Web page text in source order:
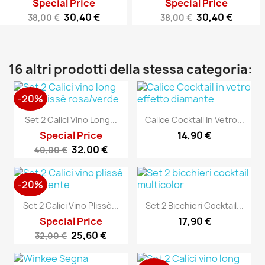
Special Price
38,00 € 30,40 €
Special Price
38,00 € 30,40 €
16 altri prodotti della stessa categoria:
Set 2 Calici Vino Long...
Special Price
40,00 € 32,00 €
-20%
Calice Cocktail In Vetro...
14,90 €
Set 2 Calici Vino Plissè...
Special Price
32,00 € 25,60 €
-20%
Set 2 Bicchieri Cocktail...
17,90 €